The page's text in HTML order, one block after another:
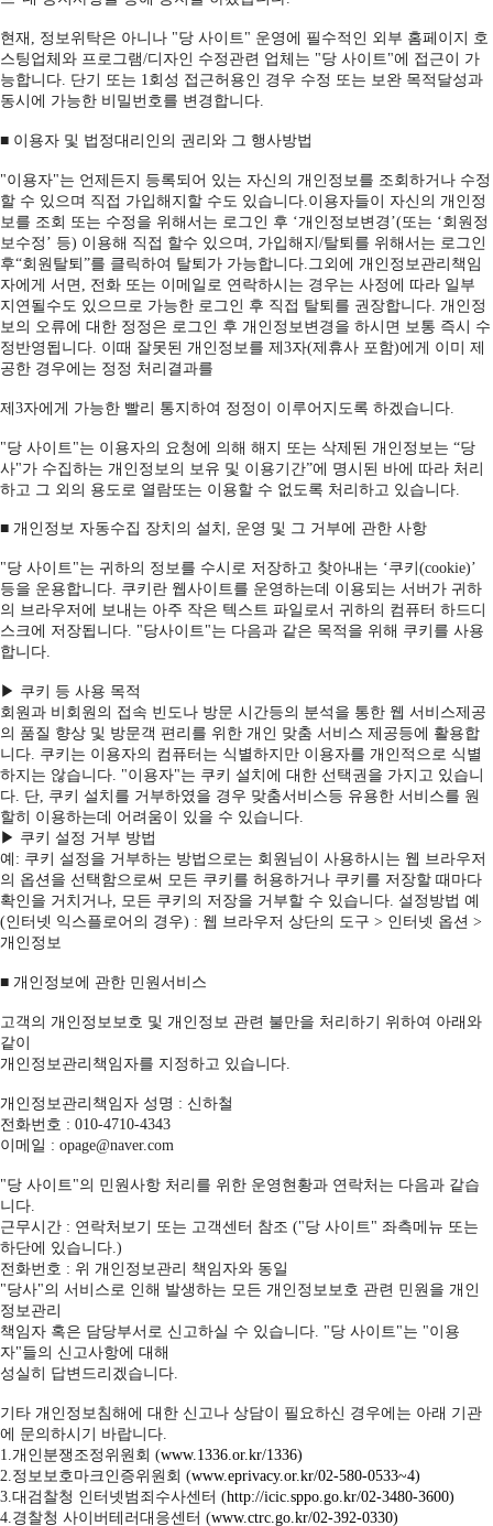
현재, 정보위탁은 아니나 "당 사이트" 운영에 필수적인 외부 홈페이지 호
스팅업체와 프로그램/디자인 수정관련 업체는 "당 사이트"에 접근이 가
능합니다. 단기 또는 1회성 접근허용인 경우 수정 또는 보완 목적달성과
동시에 가능한 비밀번호를 변경합니다.
■ 이용자 및 법정대리인의 권리와 그 행사방법
"이용자"는 언제든지 등록되어 있는 자신의 개인정보를 조회하거나 수정
할 수 있으며 직접 가입해지할 수도 있습니다.이용자들이 자신의 개인정
보를 조회 또는 수정을 위해서는 로그인 후 ‘개인정보변경’(또는 ‘회원정
보수정’ 등) 이용해 직접 할수 있으며, 가입해지/탈퇴를 위해서는 로그인
후“회원탈퇴”를 클릭하여 탈퇴가 가능합니다.그외에 개인정보관리책임
자에게 서면, 전화 또는 이메일로 연락하시는 경우는 사정에 따라 일부
지연될수도 있으므로 가능한 로그인 후 직접 탈퇴를 권장합니다. 개인정
보의 오류에 대한 정정은 로그인 후 개인정보변경을 하시면 보통 즉시 수
정반영됩니다. 이때 잘못된 개인정보를 제3자(제휴사 포함)에게 이미 제
공한 경우에는 정정 처리결과를
제3자에게 가능한 빨리 통지하여 정정이 이루어지도록 하겠습니다.
"당 사이트"는 이용자의 요청에 의해 해지 또는 삭제된 개인정보는 “당
사"가 수집하는 개인정보의 보유 및 이용기간”에 명시된 바에 따라 처리
하고 그 외의 용도로 열람또는 이용할 수 없도록 처리하고 있습니다.
■ 개인정보 자동수집 장치의 설치, 운영 및 그 거부에 관한 사항
"당 사이트"는 귀하의 정보를 수시로 저장하고 찾아내는 ‘쿠키(cookie)’
등을 운용합니다. 쿠키란 웹사이트를 운영하는데 이용되는 서버가 귀하
의 브라우저에 보내는 아주 작은 텍스트 파일로서 귀하의 컴퓨터 하드디
스크에 저장됩니다. "당사이트"는 다음과 같은 목적을 위해 쿠키를 사용
합니다.
▶ 쿠키 등 사용 목적
회원과 비회원의 접속 빈도나 방문 시간등의 분석을 통한 웹 서비스제공
의 품질 향상 및 방문객 편리를 위한 개인 맞춤 서비스 제공등에 활용합
니다. 쿠키는 이용자의 컴퓨터는 식별하지만 이용자를 개인적으로 식별
하지는 않습니다. "이용자"는 쿠키 설치에 대한 선택권을 가지고 있습니
다. 단, 쿠키 설치를 거부하였을 경우 맞춤서비스등 유용한 서비스를 원
할히 이용하는데 어려움이 있을 수 있습니다.
▶ 쿠키 설정 거부 방법
예: 쿠키 설정을 거부하는 방법으로는 회원님이 사용하시는 웹 브라우저
의 옵션을 선택함으로써 모든 쿠키를 허용하거나 쿠키를 저장할 때마다
확인을 거치거나, 모든 쿠키의 저장을 거부할 수 있습니다. 설정방법 예
(인터넷 익스플로어의 경우) : 웹 브라우저 상단의 도구 > 인터넷 옵션 >
개인정보
■ 개인정보에 관한 민원서비스
고객의 개인정보보호 및 개인정보 관련 불만을 처리하기 위하여 아래와
같이
개인정보관리책임자를 지정하고 있습니다.
개인정보관리책임자 성명 : 신하철
전화번호 : 010-4710-4343
이메일 : opage@naver.com
"당 사이트"의 민원사항 처리를 위한 운영현황과 연락처는 다음과 같습
니다.
근무시간 : 연락처보기 또는 고객센터 참조 ("당 사이트" 좌측메뉴 또는
하단에 있습니다.)
전화번호 : 위 개인정보관리 책임자와 동일
"당사"의 서비스로 인해 발생하는 모든 개인정보보호 관련 민원을 개인
정보관리
책임자 혹은 담당부서로 신고하실 수 있습니다. "당 사이트"는 "이용
자"들의 신고사항에 대해
성실히 답변드리겠습니다.
기타 개인정보침해에 대한 신고나 상담이 필요하신 경우에는 아래 기관
에 문의하시기 바랍니다.
1.개인분쟁조정위원회 (www.1336.or.kr/1336)
2.정보보호마크인증위원회 (www.eprivacy.or.kr/02-580-0533~4)
3.대검찰청 인터넷범죄수사센터 (http://icic.sppo.go.kr/02-3480-3600)
4.경찰청 사이버테러대응센터 (www.ctrc.go.kr/02-392-0330)